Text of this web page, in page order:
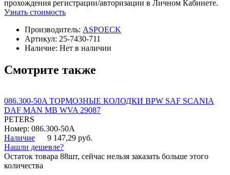
прохождения регистрации/авторизации в Личном Кабинете.
Узнать стоимость
Производитель: ASPOECK
Артикул: 25-7430-711
Наличие: Нет в наличии
Смотрите также
086.300-50A ТОРМОЗНЫЕ КОЛОДКИ BPW SAF SCANIA
DAF MAN MB WVA 29087
PETERS
Номер: 086.300-50A
Наличие
9 147,29 руб.
Нашли дешевле?
Остаток товара 88шт, сейчас нельзя заказать больше этого
количества